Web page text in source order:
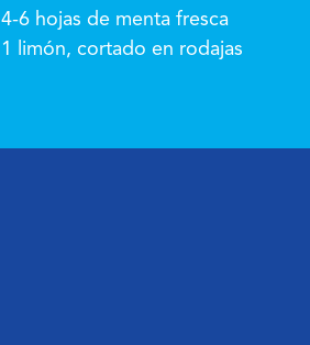
4-6 hojas de menta fresca
1 limón, cortado en rodajas